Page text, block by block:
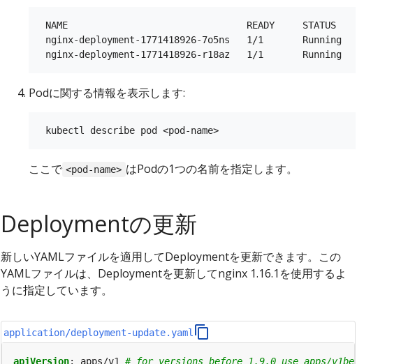
NAME                                READY     STATUS    RESTARTS
nginx-deployment-1771418926-7o5ns   1/1       Running   0
Podに関する情報を表示します:
kubectl describe pod <pod-name>
ここで <pod-name> はPodの1つの名前を指定します。
Deploymentの更新
新しいYAMLファイルを適用してDeploymentを更新できます。この
YAMLファイルは、Deploymentを更新してnginx 1.16.1を使用するよ
うに指定しています。
application/deployment-update.yaml
apiVersion: apps/v1 # for versions before 1.9.0 use apps/v1beta2